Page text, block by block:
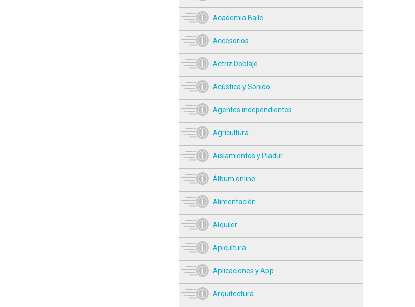
Academia Baile
Accesorios
Actriz Doblaje
Acústica y Sonido
Agentes independientes
Agricultura
Aislamientos y Pladur
Álbum online
Alimentación
Alquiler
Apicultura
Aplicaciones y App
Arquitectura